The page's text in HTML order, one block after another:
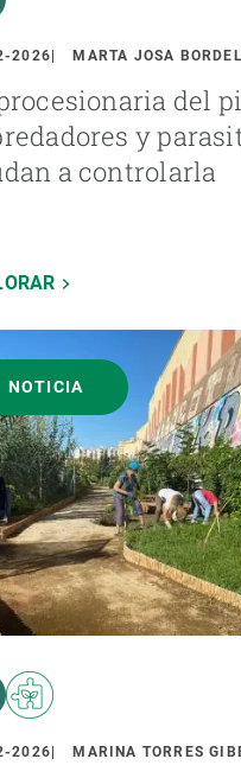
2026 MARTA JOSA
del
y
a controlarla
NOTICIA
2026 MARINA TORRES